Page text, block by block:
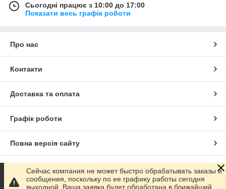
Сьогодні працює з 10:00 до 17:00
Показати весь графік роботи
Про нас
Контакти
Доставка та оплата
Графік роботи
Повна версія сайту
Сайт створено на маркетплейсі Prom.ua
Сейчас компания не может быстро обрабатывать заказы и
сообщения, поскольку по ее графику работы сегодня
выходной. Ваша заявка будет обработана в ближайший